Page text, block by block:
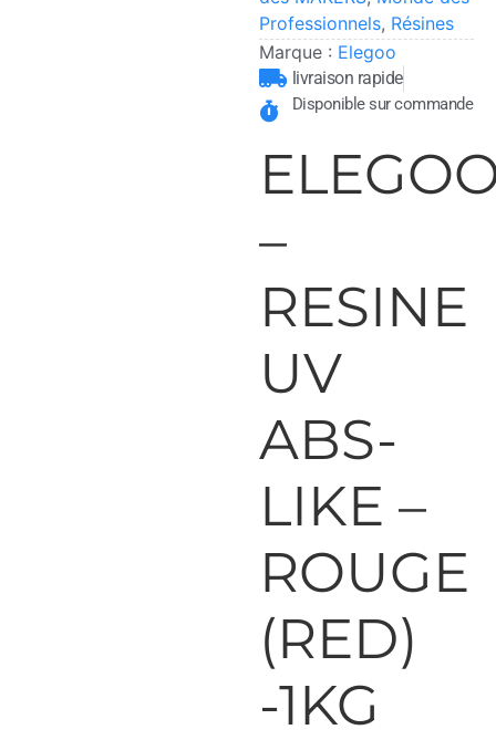
Professionnels, Résines
Marque : Elegoo
livraison rapide
Disponible sur commande
–
RESINE
UV
ABS-
LIKE –
ROUGE
(RED)
-1KG